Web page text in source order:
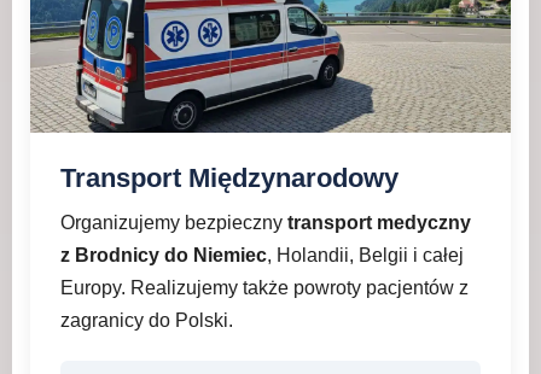
Transport Międzynarodowy
Organizujemy bezpieczny transport medyczny
z Brodnicy do Niemiec, Holandii, Belgii i całej
Europy. Realizujemy także powroty pacjentów z
zagranicy do Polski.